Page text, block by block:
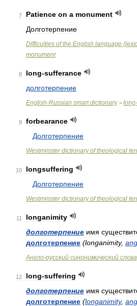
7 Patience on a monument
Долготерпение
Difficulties of the English language (
monument
8 long-sufferance
долготерпение
English-Russian smart dictionary> long-
9
forbearance
Долготерпение
Westminster dictionary of theological
10
longsuffering
Долготерпение
Westminster dictionary of theological
11
longanimity
долготерпение имя
долготерпение (longanimity,
Англо-русский синонимический
12 long-suffering
долготерпение имя
долготерпение (longanimity,